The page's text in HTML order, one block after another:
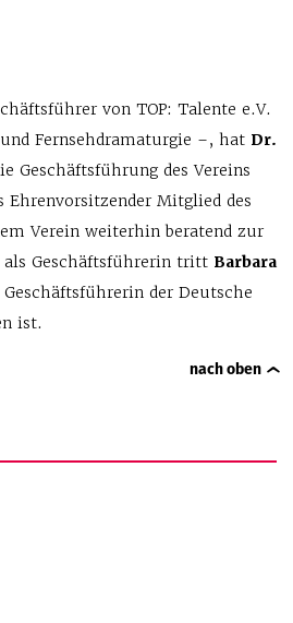
von TOP: Talente e.V.
Fernsehdramaturgie –, hat Dr.
Geschäftsführung des Vereins
Ehrenvorsitzender Mitglied des
Verein weiterhin beratend zur
als Geschäftsführerin tritt Barbara
Geschäftsführerin der Deutsche
ist.
nach oben